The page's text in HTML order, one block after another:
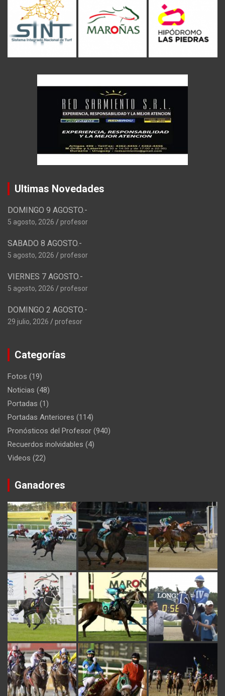
Ultimas Novedades
DOMINGO 9 AGOSTO.-
5 agosto, 2026 profesor
SABADO 8 AGOSTO.-
5 agosto, 2026 profesor
VIERNES 7 AGOSTO.-
5 agosto, 2026 profesor
DOMINGO 2 AGOSTO.-
29 julio, 2026 profesor
Categorías
Fotos (19)
Noticias (48)
Portadas (1)
Portadas Anteriores (114)
Pronósticos del Profesor (940)
Recuerdos inolvidables (4)
Videos (22)
Ganadores